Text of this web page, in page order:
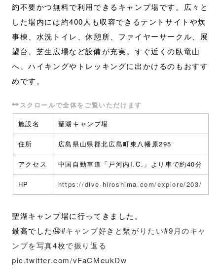
約不要かつ無料で利用できるキャンプ場です。広々と
した場内には約400人も収容できるテントサイトや炊
事棟、水洗トイレ、休憩所、ファイヤーサークル、展
望台、芝生広場など設備が充実。すぐ近くの臥竜山
へ、ハイキングやトレッキングに出かけるのもおすす
めです。
施設名 聖湖キャンプ場
住所 広島県山県郡北広島町東八幡原295
アクセス 中国自動車道「戸河内I.C.」より車で約40分
HP https://dive-hiroshima.com/explore/203/
聖湖キャンプ場に行ってきました。
最高でした🤤#キャンプ好きと繋がりたい#9月のキャ
ンプを写真4枚で振り返る
pic.twitter.com/vFaCMeukDw